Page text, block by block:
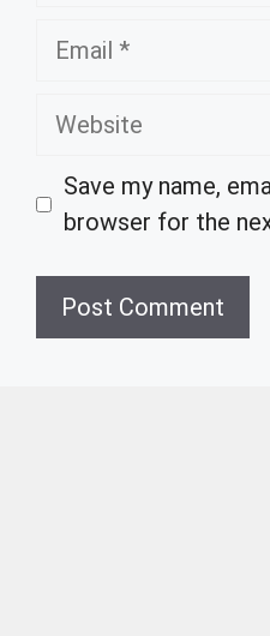
Email
Website
Save my name,
browser for the